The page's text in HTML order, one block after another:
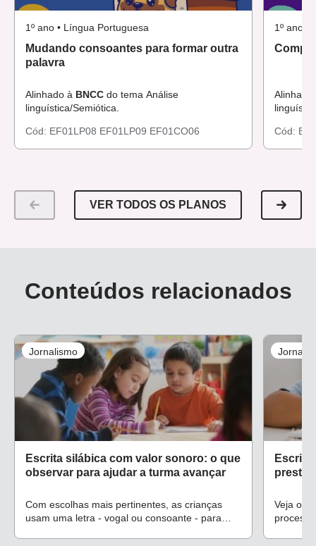
1º ano • Língua Portuguesa
Mudando consoantes para formar outra
palavra
Alinhado à BNCC do tema Análise
linguística/Semiótica.
Cód: EF01LP08 EF01LP09 EF01CO06
1º ano •
Cód:
VER TODOS OS PLANOS
Conteúdos relacionados
Jornalismo
Escrita silábica com valor sonoro: o que
observar para ajudar a turma avançar
Com escolhas mais pertinentes, as crianças
usam uma letra - vogal ou consoante - para
Escrita
prestar
Veja o